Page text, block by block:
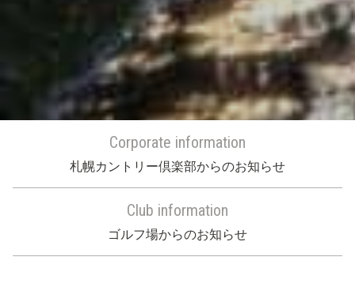
Corporate information
札幌カントリー倶楽部からのお知らせ
Club information
ゴルフ場からのお知らせ